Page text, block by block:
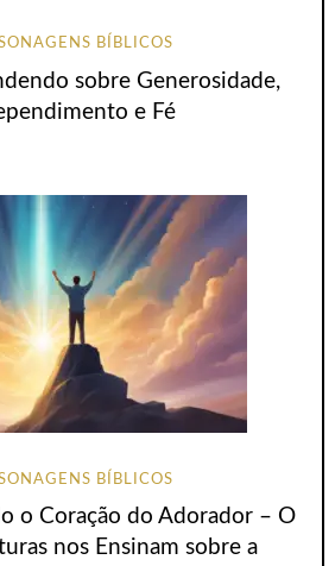
BÍBLICOS
sobre Generosidade,
e Fé
BÍBLICOS
o Coração do Adorador – O
nos Ensinam sobre a